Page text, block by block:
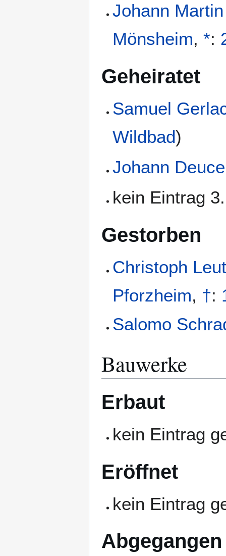
Johann
Mönsheim,*:
Geheiratet
Samuel
Wildbad)
Johann
kein Eintrag
Gestorben
Christoph
Pforzheim, †:
Salomo
Bauwerke
Erbaut
kein Eintrag
Eröffnet
kein Eintrag
Abgegangen